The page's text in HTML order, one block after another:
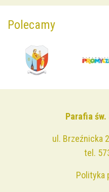
Polecamy
Parafia św.
ul. Brzeźnicka
tel.
Polityka